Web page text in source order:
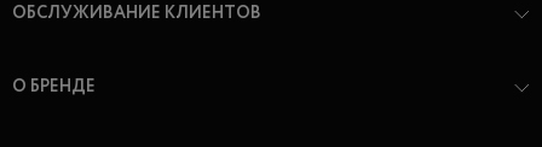
ОБСЛУЖИВАНИЕ КЛИЕНТОВ
О БРЕНДЕ